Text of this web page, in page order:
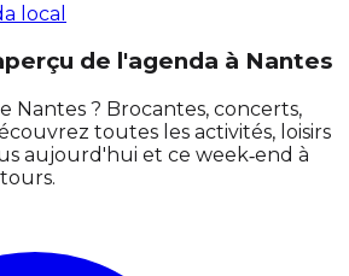
local
de l'agenda à Nantes
Nantes ? Brocantes, concerts,
toutes les activités, loisirs
aujourd'hui et ce week‑end à